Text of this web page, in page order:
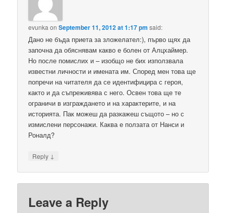
evunka onSeptember 11, 2012 at 1:17 pm said:
Дано не бъда приета за зложелател:), първо щях да
започна да обяснявам какво е болен от Алцхаймер.
Но после помислих и – изобщо не бих използвала
известни личности и имената им. Според мен това ще
попречи на читателя да се идентифицира с героя,
както и да съпреживява с него. Освен това ще те
ограничи в изграждането и на характерите, и на
историята. Пак можеш да разкажеш същото – но с
измислени персонажи. Каква е ползата от Нанси и
Роналд?
Reply ↓
Leave a Reply